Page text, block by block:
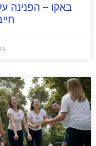
באקו – הפנינה
19 במרץ 2026